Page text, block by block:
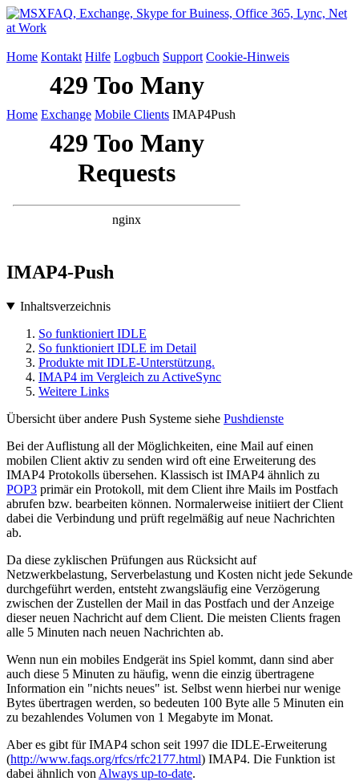
Home Kontakt Hilfe Logbuch Support Cookie-Hinweis
Home Exchange Mobile Clients IMAP4Push
IMAP4-Push
Inhaltsverzeichnis
So funktioniert IDLE
So funktioniert IDLE im Detail
Produkte mit IDLE-Unterstützung.
IMAP4 im Vergleich zu ActiveSync
Weitere Links
Übersicht über andere Push Systeme siehe Pushdienste
Bei der Auflistung all der Möglichkeiten, eine Mail auf einen
mobilen Client aktiv zu senden wird oft eine Erweiterung des
IMAP4 Protokolls übersehen. Klassisch ist IMAP4 ähnlich zu
POP3 primär ein Protokoll, mit dem Client ihre Mails im Postfach
abrufen bzw. bearbeiten können. Normalerweise initiiert der Client
dabei die Verbindung und prüft regelmäßig auf neue Nachrichten
ab.
Da diese zyklischen Prüfungen aus Rücksicht auf
Netzwerkbelastung, Serverbelastung und Kosten nicht jede Sekunde
durchgeführt werden, entsteht zwangsläufig eine Verzögerung
zwischen der Zustellen der Mail in das Postfach und der Anzeige
dieser neuen Nachricht auf dem Client. Die meisten Clients fragen
alle 5 Minuten nach neuen Nachrichten ab.
Wenn nun ein mobiles Endgerät ins Spiel kommt, dann sind aber
auch diese 5 Minuten zu häufig, wenn die einzig übertragene
Information ein "nichts neues" ist. Selbst wenn hierbei nur wenige
Bytes übertragen werden, so bedeuten 100 Byte alle 5 Minuten ein
zu bezahlendes Volumen von 1 Megabyte im Monat.
Aber es gibt für IMAP4 schon seit 1997 die IDLE-Erweiterung
(http://www.faqs.org/rfcs/rfc2177.html) IMAP4. Die Funktion ist
dabei ähnlich von Always up-to-date.